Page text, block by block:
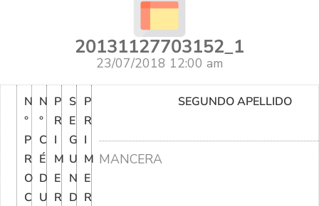
20131127703152_1
23/07/2018 12:00 am
N
°
P
R
O
C
N
°
C
É
D
U
P
R
I
M
E
R
S
E
G
U
N
D
P
R
I
M
E
R
SEGUNDO APELLIDO
MANCERA